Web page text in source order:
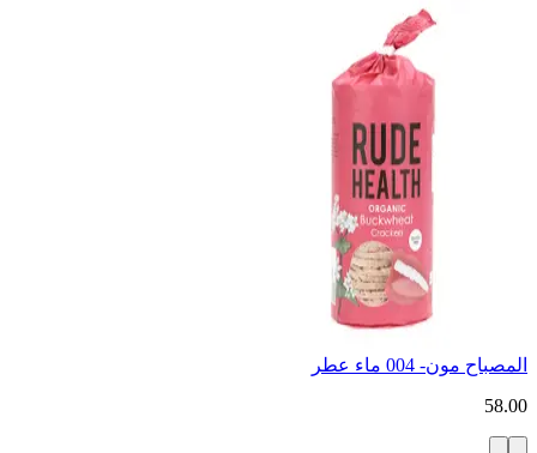
المصباح مون- 004 ماء عطر
58.00